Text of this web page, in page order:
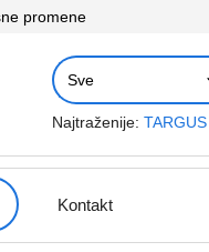
promene
Najtraženije:
Kontakt